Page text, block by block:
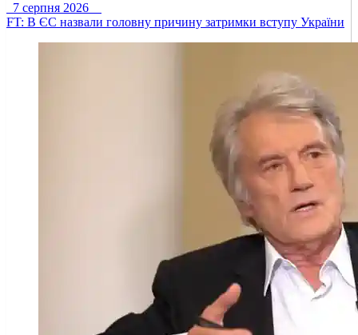
7 серпня 2026
FT: В ЄС назвали головну причину затримки вступу України